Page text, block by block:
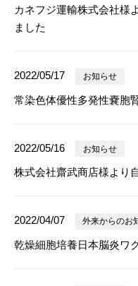
カネフジ運輸株式会社様
ました
2022/05/17 お知らせ
常染色体優性多発性嚢胞
2022/05/16 お知らせ
株式会社齋武商店様より
2022/04/07 外来からのお
乾燥細胞培養日本脳炎ワ